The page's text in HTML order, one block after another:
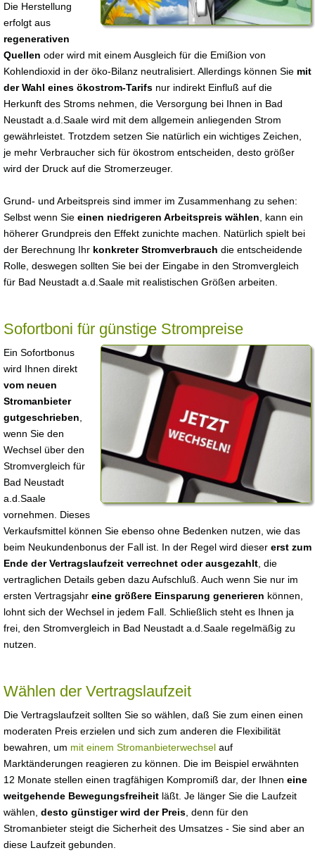
Die Herstellung
erfolgt aus
regenerativen
Quellen oder wird mit einem Ausgleich für die Emißion von
Kohlendioxid in der öko-Bilanz neutralisiert. Allerdings können Sie mit
der Wahl eines ökostrom-Tarifs nur indirekt Einfluß auf die
Herkunft des Stroms nehmen, die Versorgung bei Ihnen in Bad
Neustadt a.d.Saale wird mit dem allgemein anliegenden Strom
gewährleistet. Trotzdem setzen Sie natürlich ein wichtiges Zeichen,
je mehr Verbraucher sich für ökostrom entscheiden, desto größer
wird der Druck auf die Stromerzeuger.
Grund- und Arbeitspreis sind immer im Zusammenhang zu sehen:
Selbst wenn Sie einen niedrigeren Arbeitspreis wählen , kann ein
höherer Grundpreis den Effekt zunichte machen. Natürlich spielt bei
der Berechnung Ihr konkreter Stromverbrauch die entscheidende
Rolle, deswegen sollten Sie bei der Eingabe in den Stromvergleich
für Bad Neustadt a.d.Saale mit realistischen Größen arbeiten.
Sofortboni für günstige Strompreise
Ein Sofortbonus
wird Ihnen direkt
vom neuen
Stromanbieter
gutgeschrieben
wenn Sie den
Wechsel über den
Stromvergleich für
Bad Neustadt
a.d.Saale
vornehmen. Dieses
Verkaufsmittel können Sie ebenso ohne Bedenken nutzen, wie das
beim Neukundenbonus der Fall ist. In der Regel wird dieser erst zum
Ende der Vertragslaufzeit verrechnet oder ausgezahlt , die
vertraglichen Details geben dazu Aufschluß. Auch wenn Sie nur im
ersten Vertragsjahr eine größere Einsparung generieren können,
lohnt sich der Wechsel in jedem Fall. Schließlich steht es Ihnen ja
frei, den Stromvergleich in Bad Neustadt a.d.Saale regelmäßig zu
nutzen.
Wählen der Vertragslaufzeit
Die Vertragslaufzeit sollten Sie so wählen, daß Sie zum einen einen
moderaten Preis erzielen und sich zum anderen die Flexibilität
bewahren, um mit einem Stromanbieterwechsel auf
Marktänderungen reagieren zu können. Die im Beispiel erwähnten
12 Monate stellen einen tragfähigen Kompromiß dar, der Ihnen eine
weitgehende Bewegungsfreiheit läßt. Je länger Sie die Laufzeit
wählen, desto günstiger wird der Preis , denn für den
Stromanbieter steigt die Sicherheit des Umsatzes - Sie sind aber an
diese Laufzeit gebunden.